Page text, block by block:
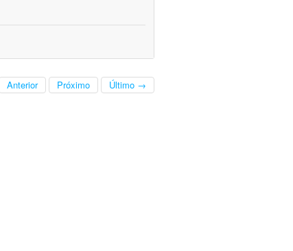
Anterior Próximo Último →